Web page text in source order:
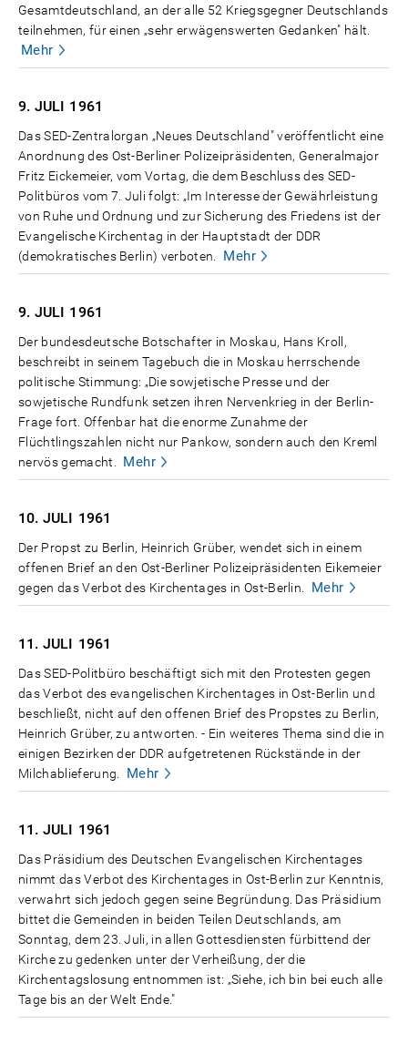
Gesamtdeutschland, an der alle 52 Kriegsgegner Deutschlands
teilnehmen, für einen „sehr erwägenswerten Gedanken" hält.
Mehr
9. JULI 1961
Das SED-Zentralorgan „Neues Deutschland" veröffentlicht eine
Anordnung des Ost-Berliner Polizeipräsidenten, Generalmajor
Fritz Eickemeier, vom Vortag, die dem Beschluss des SED-
Politbüros vom 7. Juli folgt: „Im Interesse der Gewährleistung
von Ruhe und Ordnung und zur Sicherung des Friedens ist der
Evangelische Kirchentag in der Hauptstadt der DDR
(demokratisches Berlin) verboten.
Mehr
9. JULI 1961
Der bundesdeutsche Botschafter in Moskau, Hans Kroll,
beschreibt in seinem Tagebuch die in Moskau herrschende
politische Stimmung: „Die sowjetische Presse und der
sowjetische Rundfunk setzen ihren Nervenkrieg in der Berlin-
Frage fort. Offenbar hat die enorme Zunahme der
Flüchtlingszahlen nicht nur Pankow, sondern auch den Kreml
nervös gemacht.
Mehr
10. JULI 1961
Der Propst zu Berlin, Heinrich Grüber, wendet sich in einem
offenen Brief an den Ost-Berliner Polizeipräsidenten Eikemeier
gegen das Verbot des Kirchentages in Ost-Berlin.
Mehr
11. JULI 1961
Das SED-Politbüro beschäftigt sich mit den Protesten gegen
das Verbot des evangelischen Kirchentages in Ost-Berlin und
beschließt, nicht auf den offenen Brief des Propstes zu Berlin,
Heinrich Grüber, zu antworten. - Ein weiteres Thema sind die in
einigen Bezirken der DDR aufgetretenen Rückstände in der
Milchablieferung.
Mehr
11. JULI 1961
Das Präsidium des Deutschen Evangelischen Kirchentages
nimmt das Verbot des Kirchentages in Ost-Berlin zur Kenntnis,
verwahrt sich jedoch gegen seine Begründung. Das Präsidium
bittet die Gemeinden in beiden Teilen Deutschlands, am
Sonntag, dem 23. Juli, in allen Gottesdiensten fürbittend der
Kirche zu gedenken unter der Verheißung, der die
Kirchentagslosung entnommen ist: „Siehe, ich bin bei euch alle
Tage bis an der Welt Ende."